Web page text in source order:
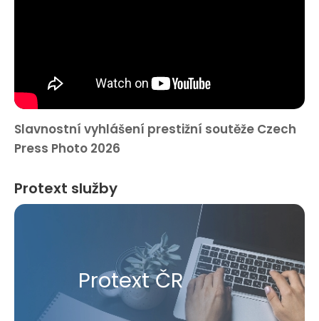
Slavnostní vyhlášení prestižní soutěže Czech
Press Photo 2026
Protext služby
Protext ČR